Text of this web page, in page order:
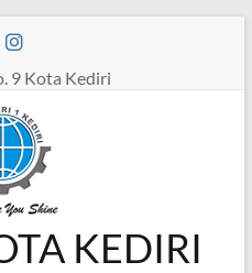
9 Kota Kediri
KEDIRI